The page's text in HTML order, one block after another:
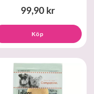
99,90 kr
Köp